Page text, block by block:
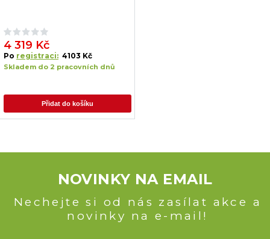
4 319 Kč
Po registraci: 4103 Kč
Skladem do 2 pracovních dnů
Přidat do košíku
NOVINKY NA EMAIL
Nechejte si od nás zasílat akce a
novinky na e-mail!